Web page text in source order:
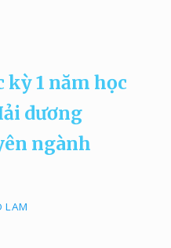
kỳ 1 năm học
dương
ngành
LAM